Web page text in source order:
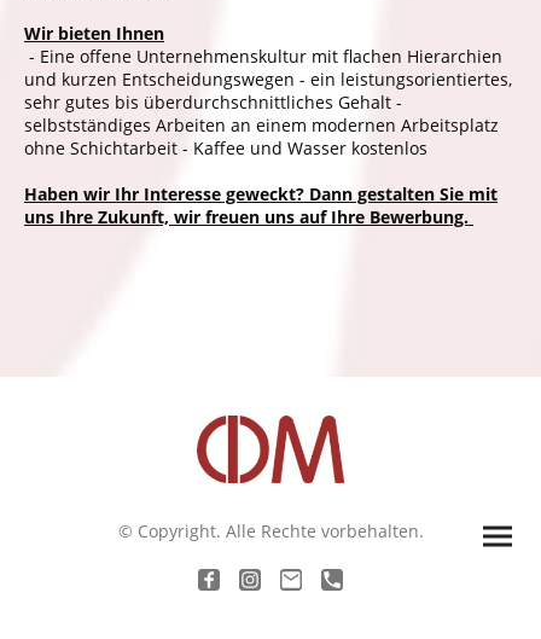
Wir bieten Ihnen
- Eine offene Unternehmenskultur mit flachen Hierarchien
und kurzen Entscheidungswegen - ein leistungsorientiertes,
sehr gutes bis überdurchschnittliches Gehalt -
selbstständiges Arbeiten an einem modernen Arbeitsplatz
ohne Schichtarbeit - Kaffee und Wasser kostenlos
Haben wir Ihr Interesse geweckt? Dann gestalten Sie mit
uns Ihre Zukunft, wir freuen uns auf Ihre Bewerbung.
© Copyright. Alle Rechte vorbehalten.